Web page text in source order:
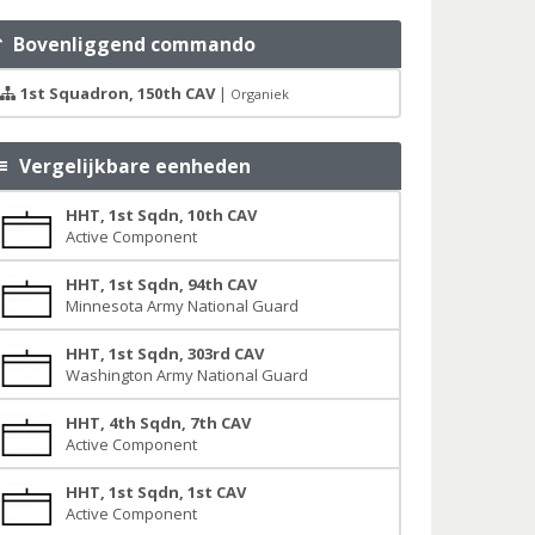
Bovenliggend commando
1st Squadron, 150th CAV| Organiek
Vergelijkbare eenheden
HHT, 1st Sqdn, 10th CAV
Active Component
HHT, 1st Sqdn, 94th CAV
Minnesota Army National Guard
HHT, 1st Sqdn, 303rd CAV
Washington Army National Guard
HHT, 4th Sqdn, 7th CAV
Active Component
HHT, 1st Sqdn, 1st CAV
Active Component